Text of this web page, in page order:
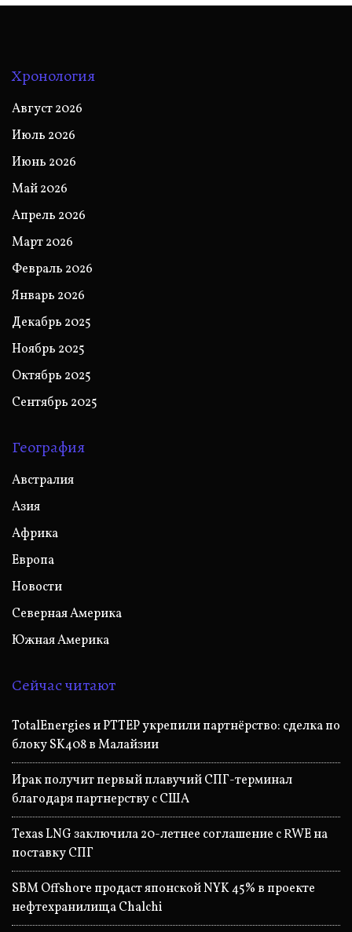
Хронология
Август 2026
Июль 2026
Июнь 2026
Май 2026
Апрель 2026
Март 2026
Февраль 2026
Январь 2026
Декабрь 2025
Ноябрь 2025
Октябрь 2025
Сентябрь 2025
География
Австралия
Азия
Африка
Европа
Новости
Северная Америка
Южная Америка
Сейчас читают
TotalEnergies и PTTEP укрепили партнёрство: сделка по
блоку SK408 в Малайзии
Ирак получит первый плавучий СПГ-терминал
благодаря партнерству с США
Texas LNG заключила 20-летнее соглашение с RWE на
поставку СПГ
SBM Offshore продаст японской NYK 45% в проекте
нефтехранилища Chalchi